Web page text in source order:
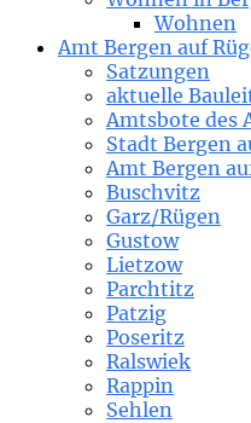
Wohnen
Amt Bergen auf
Satzungen
aktuelle
Amtsbote des
Stadt Bergen
Amt Bergen
Buschvitz
Garz/Rügen
Gustow
Lietzow
Parchtitz
Patzig
Poseritz
Ralswiek
Rappin
Sehlen